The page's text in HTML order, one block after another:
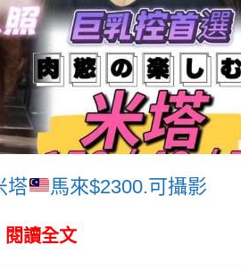
塔
馬來$2300.可攝影
閱讀全文